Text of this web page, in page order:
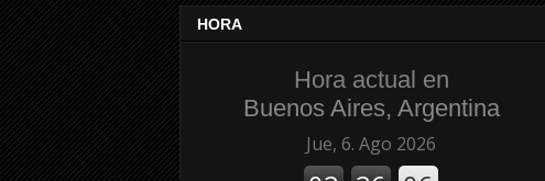
HORA
Hora actual en
Buenos Aires, Argentina